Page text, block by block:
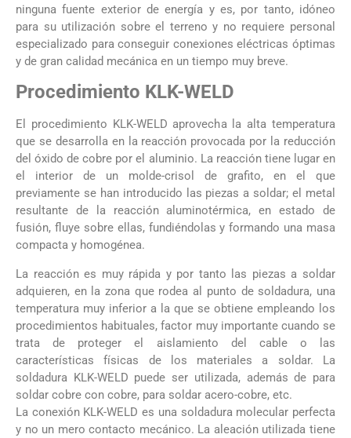
ninguna fuente exterior de energía y es, por tanto, idóneo
para su utilización sobre el terreno y no requiere personal
especializado para conseguir conexiones eléctricas óptimas
y de gran calidad mecánica en un tiempo muy breve.
Procedimiento KLK-WELD
El procedimiento KLK-WELD aprovecha la alta temperatura
que se desarrolla en la reacción provocada por la reducción
del óxido de cobre por el aluminio. La reacción tiene lugar en
el interior de un molde-crisol de grafito, en el que
previamente se han introducido las piezas a soldar; el metal
resultante de la reacción aluminotérmica, en estado de
fusión, fluye sobre ellas, fundiéndolas y formando una masa
compacta y homogénea.
La reacción es muy rápida y por tanto las piezas a soldar
adquieren, en la zona que rodea al punto de soldadura, una
temperatura muy inferior a la que se obtiene empleando los
procedimientos habituales, factor muy importante cuando se
trata de proteger el aislamiento del cable o las
características físicas de los materiales a soldar. La
soldadura KLK-WELD puede ser utilizada, además de para
soldar cobre con cobre, para soldar acero-cobre, etc.
La conexión KLK-WELD es una soldadura molecular perfecta
y no un mero contacto mecánico. La aleación utilizada tiene